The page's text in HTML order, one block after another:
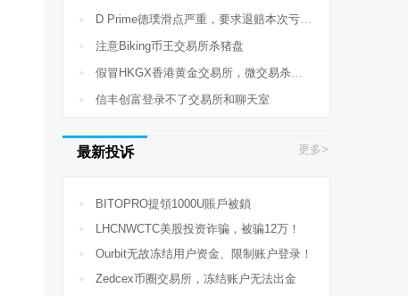
D Prime德璞滑点严重，要求退赔本次亏损710USD
注意Biking币王交易所杀猪盘
假冒HKGX香港黄金交易所，微交易杀猪盘！
信丰创富登录不了交易所和聊天室
最新投诉 更多>
BITOPRO提領1000U賬戶被鎖
LHCNWCTC美股投资诈骗，被骗12万！
Ourbit无故冻结用户资金、限制账户登录！
Zedcex币圈交易所，冻结账户无法出金